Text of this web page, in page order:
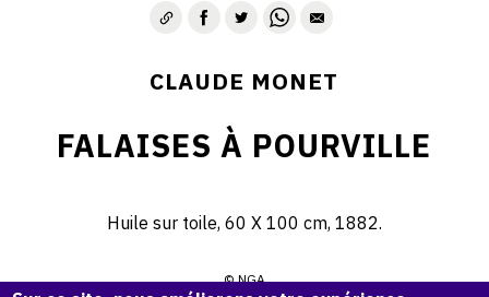
CLAUDE MONET
FALAISES À POURVILLE
Huile sur toile, 60 X 100 cm, 1882.
© NGA